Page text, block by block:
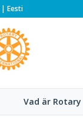
Eesti
Vad är Rotary